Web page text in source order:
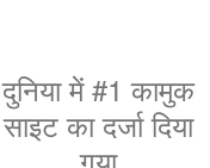
दुनिया में #1 कामुक
साइट का दर्जा दिया